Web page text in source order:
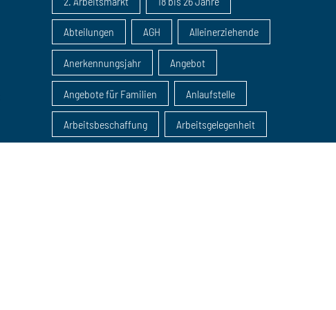
Abteilungen AGH Alleinerziehende
Anerkennungsjahr Angebot
Angebote für Familien Anlaufstelle
Arbeitsbeschaffung Arbeitsgelegenheit